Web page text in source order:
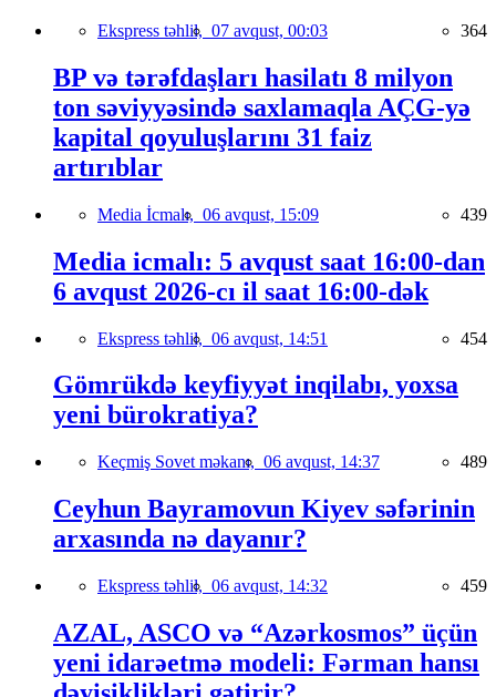
Ekspress təhlil, 07 avqust, 00:03 364
BP və tərəfdaşları hasilatı 8 milyon
ton səviyyəsində saxlamaqla AÇG-yə
kapital qoyuluşlarını 31 faiz
artırıblar
Media İcmalı, 06 avqust, 15:09 439
Media icmalı: 5 avqust saat 16:00-dan
6 avqust 2026-cı il saat 16:00-dək
Ekspress təhlil, 06 avqust, 14:51 454
Gömrükdə keyfiyyət inqilabı, yoxsa
yeni bürokratiya?
Keçmiş Sovet məkanı, 06 avqust, 14:37 489
Ceyhun Bayramovun Kiyev səfərinin
arxasında nə dayanır?
Ekspress təhlil, 06 avqust, 14:32 459
AZAL, ASCO və “Azərkosmos” üçün
yeni idarəetmə modeli: Fərman hansı